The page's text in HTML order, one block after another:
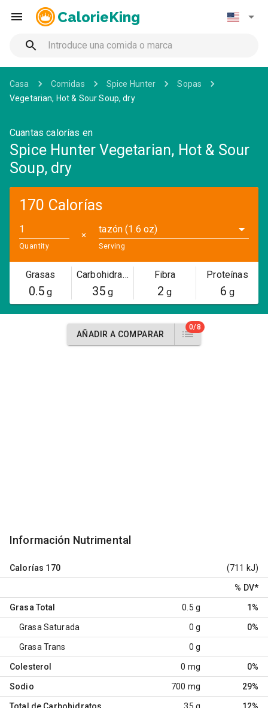
CalorieKing
Casa Comidas Spice Hunter
Sopas
Vegetarian, Hot & Sour Soup, dry
Cuantas calorías en
Spice Hunter Vegetarian, Hot & Sour
Soup, dry
170 Calorías
Quantity
✕
tazón (1.6 oz)
Serving
Grasas
0.5g
Carbohidratos
35g
Fibra
2 g
Proteínas
6 g
AÑADIR A COMPARAR
0/8
Información Nutrimental
Calorías 170 (711 kJ)
% DV*
Grasa Total 0.5 g 1%
Grasa Saturada 0 g 0%
Grasa Trans 0 g
Colesterol 0 mg 0%
Sodio 700 mg 29%
Total de Carbohidratos 35 g 12%